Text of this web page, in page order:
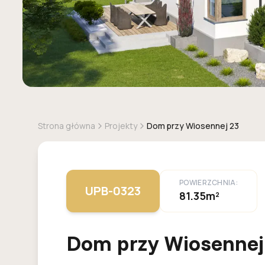
Strona główna Projekty Dom przy Wiosennej 23
UPB-0323
POWIERZCHNIA:
81.35m²
Dom przy